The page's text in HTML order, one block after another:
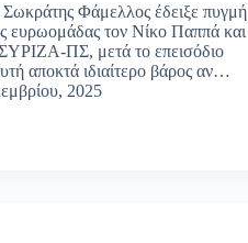
Σωκράτης Φάμελλος έδειξε πυγμή
ευρωομάδας τον Νίκο Παππά και
ΣΥΡΙΖΑ-ΠΣ, μετά το επεισόδιο
αποκτά ιδιαίτερο βάρος αν…
2025